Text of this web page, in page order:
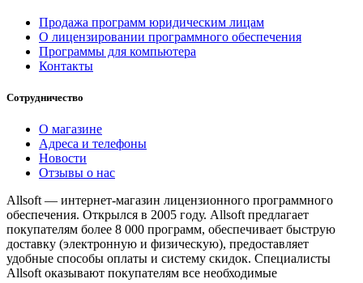
Продажа программ юридическим лицам
О лицензировании программного обеспечения
Программы для компьютера
Контакты
Сотрудничество
О магазине
Адреса и телефоны
Новости
Отзывы о нас
Allsoft — интернет-магазин лицензионного программного
обеспечения. Открылся в 2005 году. Allsoft предлагает
покупателям более 8 000 программ, обеспечивает быструю
доставку (электронную и физическую), предоставляет
удобные способы оплаты и систему скидок. Специалисты
Allsoft оказывают покупателям все необходимые